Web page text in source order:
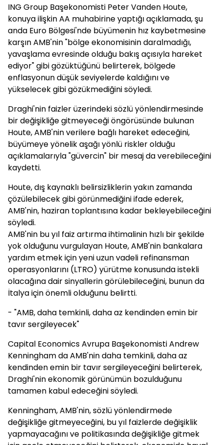
ING Group Başekonomisti Peter Vanden Houte,
konuya ilişkin AA muhabirine yaptığı açıklamada, şu
anda Euro Bölgesi'nde büyümenin hız kaybetmesine
karşın AMB'nin "bölge ekonomisinin daralmadığı,
yavaşlama evresinde olduğu bakış açısıyla hareket
ediyor" gibi gözüktüğünü belirterek, bölgede
enflasyonun düşük seviyelerde kaldığını ve
yükselecek gibi gözükmediğini söyledi.
Draghi'nin faizler üzerindeki sözlü yönlendirmesinde
bir değişikliğe gitmeyeceği öngörüsünde bulunan
Houte, AMB'nin verilere bağlı hareket edeceğini,
büyümeye yönelik aşağı yönlü riskler olduğu
açıklamalarıyla "güvercin" bir mesaj da verebileceğini
kaydetti.
Houte, dış kaynaklı belirsizliklerin yakın zamanda
çözülebilecek gibi görünmediğini ifade ederek,
AMB'nin, haziran toplantısına kadar bekleyebileceğini
söyledi.
AMB'nin bu yıl faiz artırma ihtimalinin hızlı bir şekilde
yok olduğunu vurgulayan Houte, AMB'nin bankalara
yardım etmek için yeni uzun vadeli refinansman
operasyonlarını (LTRO) yürütme konusunda istekli
olacağına dair sinyallerin görülebileceğini, bunun da
İtalya için önemli olduğunu belirtti.
- "AMB, daha temkinli, daha az kendinden emin bir
tavır sergileyecek"
Capital Economics Avrupa Başekonomisti Andrew
Kenningham da AMB'nin daha temkinli, daha az
kendinden emin bir tavır sergileyeceğini belirterek,
Draghi'nin ekonomik görünümün bozulduğunu
tamamen kabul edeceğini söyledi.
Kenningham, AMB'nin, sözlü yönlendirmede
değişikliğe gitmeyeceğini, bu yıl faizlerde değişiklik
yapmayacağını ve politikasında değişikliğe gitmek